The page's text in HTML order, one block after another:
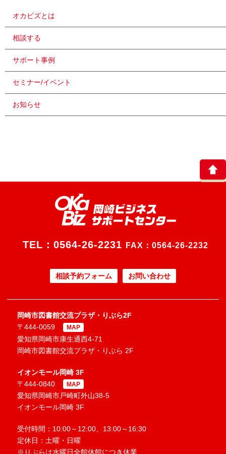
オカビズとは
相談する
サポート事例
セミナー/イベント
お知らせ
TEL： 0564-26-2231 FAX：0564-26-2232
相談予約フォーム お問い合わせ
岡崎市図書館交流プラザ・りぶら2F
〒444-0059
MAP
愛知県岡崎市康生通西4-71
岡崎市図書館交流プラザ・りぶら 2F
イオンモール岡崎 3F
〒444-0840
MAP
愛知県岡崎市戸崎町外山38-5
イオンモール岡崎 3F
受付時間：10:00～12:00、13:00～16:30
定休日：土曜・日曜
※りぶらは水曜日全館休館につき休業